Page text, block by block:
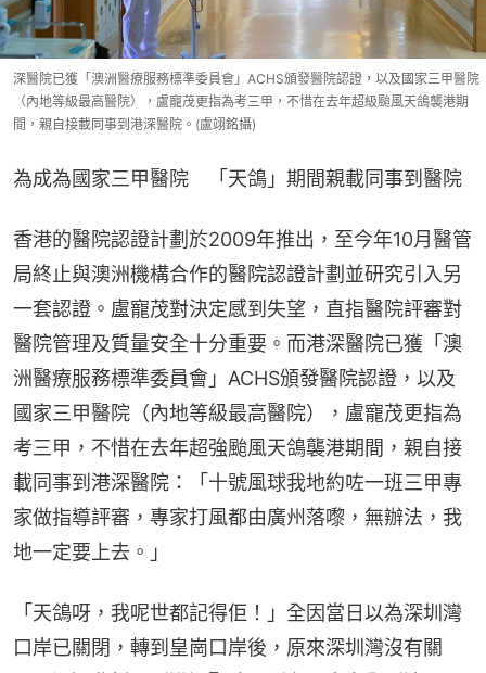
深醫院已獲「澳洲醫療服務標準委員會」ACHS頒發醫院認證，以及國家三甲醫院
（內地等級最高醫院），盧寵茂更指為考三甲，不惜在去年超級颱風天鴿襲港期
間，親自接載同事到港深醫院。(盧翊銘攝)
為成為國家三甲醫院　「天鴿」期間親載同事到醫院
香港的醫院認證計劃於2009年推出，至今年10月醫管
局終止與澳洲機構合作的醫院認證計劃並研究引入另
一套認證。盧寵茂對決定感到失望，直指醫院評審對
醫院管理及質量安全十分重要。而港深醫院已獲「澳
洲醫療服務標準委員會」ACHS頒發醫院認證，以及
國家三甲醫院（內地等級最高醫院），盧寵茂更指為
考三甲，不惜在去年超強颱風天鴿襲港期間，親自接
載同事到港深醫院：「十號風球我地約咗一班三甲專
家做指導評審，專家打風都由廣州落嚟，無辦法，我
地一定要上去。」
「天鴿呀，我呢世都記得佢！」全因當日以為深圳灣
口岸已關閉，轉到皇崗口岸後，原來深圳灣沒有關